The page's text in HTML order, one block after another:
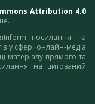
Attribution 4.0
посилання на
у сфері онлайн-медіа
матеріалу прямого та
на цитований